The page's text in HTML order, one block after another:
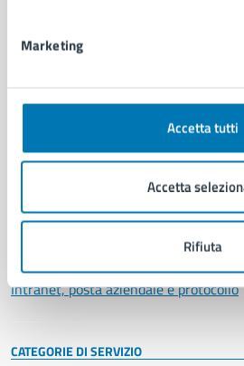
Marketing
Accetta tutti
Accetta
Rifiuta
Municipalità
Politici
Documenti e dati
Intranet, posta aziendale e protocollo
CATEGORIE DI SERVIZIO